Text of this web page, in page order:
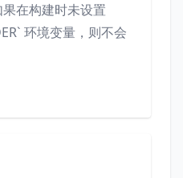
在构建时未设置
环境变量，则不会